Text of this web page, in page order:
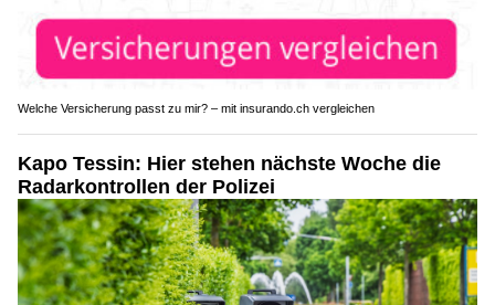
Welche Versicherung passt zu mir? – mit insurando.ch vergleichen
Kapo Tessin: Hier stehen nächste Woche die
Radarkontrollen der Polizei